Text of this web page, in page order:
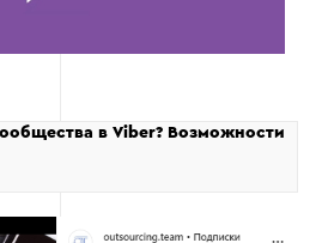
в Viber? Возможности